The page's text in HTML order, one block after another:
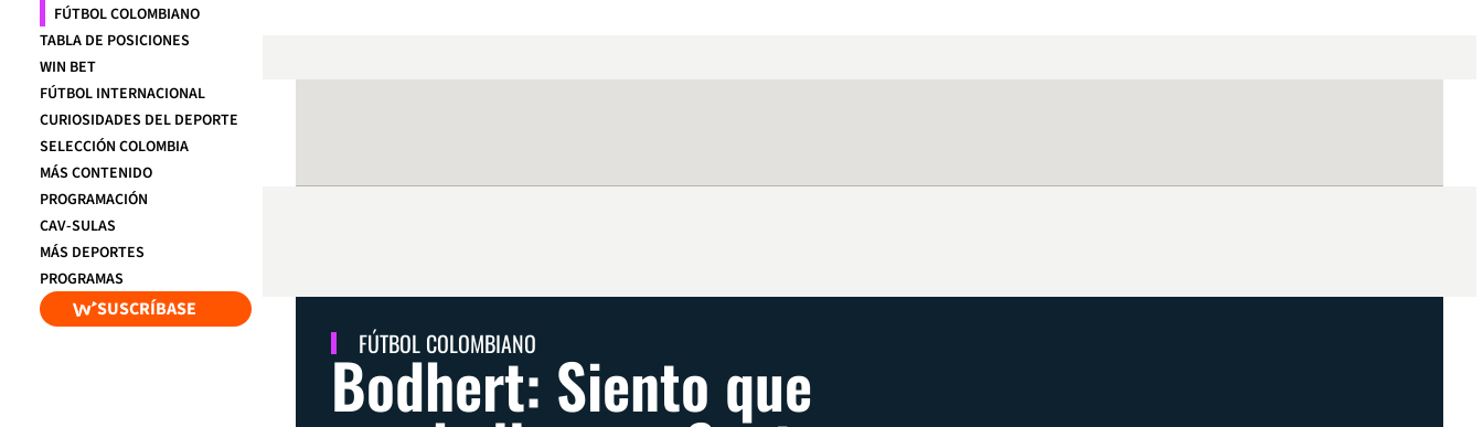
FÚTBOL COLOMBIANO
TABLA DE POSICIONES
WIN BET
FÚTBOL INTERNACIONAL
CURIOSIDADES DEL DEPORTE
SELECCIÓN COLOMBIA
MÁS CONTENIDO
PROGRAMACIÓN
CAV-SULAS
MÁS DEPORTES
PROGRAMAS
SUSCRÍBASE
FÚTBOL COLOMBIANO
Bodhert: Siento que